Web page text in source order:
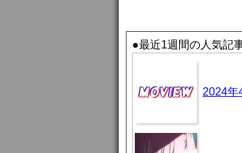
●最近1週間の人気記
2024年